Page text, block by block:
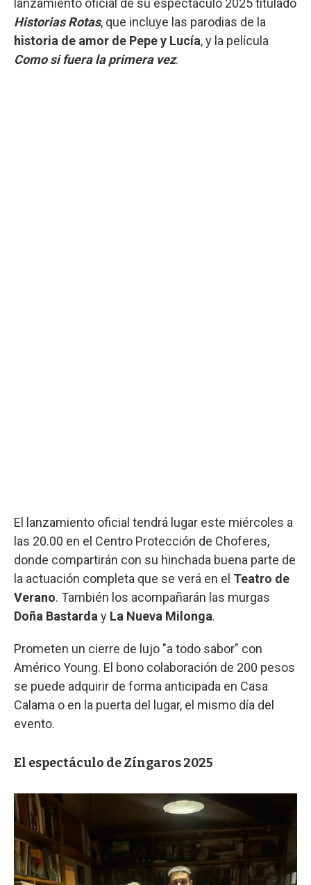
Historias Rotas, que incluye las parodias de la
historia de amor de Pepe y Lucía, y la película
Como si fuera la primera vez.
El lanzamiento oficial tendrá lugar este miércoles a
las 20.00 en el Centro Protección de Choferes,
donde compartirán con su hinchada buena parte de
la actuación completa que se verá en el Teatro de
Verano. También los acompañarán las murgas
Doña Bastarda y La Nueva Milonga.
Prometen un cierre de lujo "a todo sabor" con
Américo Young. El bono colaboración de 200 pesos
se puede adquirir de forma anticipada en Casa
Calama o en la puerta del lugar, el mismo día del
evento.
El espectáculo de Zíngaros 2025